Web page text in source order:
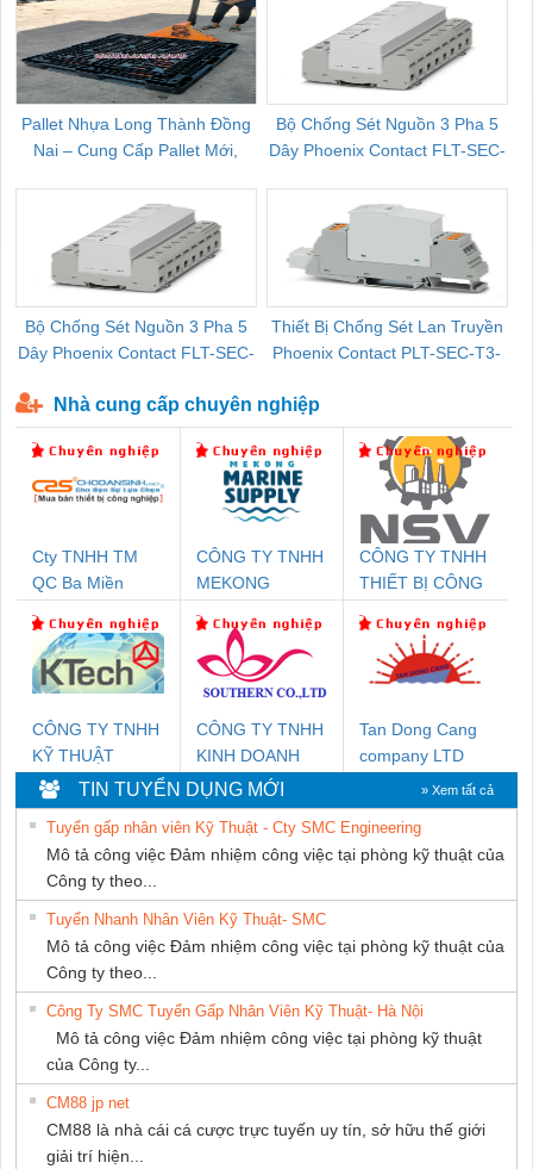
Pallet Nhựa Long Thành Đồng
Nai – Cung Cấp Pallet Mới,
Bộ Chống Sét Nguồn 3 Pha 5
Dây Phoenix Contact FLT-SEC-
Bộ Chống Sét Nguồn 3 Pha 5
Dây Phoenix Contact FLT-SEC-
Thiết Bị Chống Sét Lan Truyền
Phoenix Contact PLT-SEC-T3-
Nhà cung cấp chuyên nghiệp
Cty TNHH TM
QC Ba Miền
CÔNG TY TNHH
MEKONG
SUPPLY
CÔNG TY TNHH
THIẾT BỊ CÔNG
SETSUBI VIỆT
NAM
CÔNG TY TNHH
KỸ THUẬT
KTECH VIỆT
NAM
CÔNG TY TNHH
KINH DOANH
DỊCH VỤ XNK
PHƯƠNG NAM
Tan Dong Cang
company LTD
TIN TUYỂN DỤNG MỚI » Xem tất cả
Tuyển gấp nhân viên Kỹ Thuật - Cty SMC Engineering
Mô tả công việc Đảm nhiệm công việc tại phòng kỹ thuật của
Công ty theo...
Tuyển Nhanh Nhân Viên Kỹ Thuật- SMC
Mô tả công việc Đảm nhiệm công việc tại phòng kỹ thuật của
Công ty theo...
Công Ty SMC Tuyển Gấp Nhân Viên Kỹ Thuật- Hà Nội
Mô tả công việc Đảm nhiệm công việc tại phòng kỹ thuật
của Công ty...
CM88 jp net
CM88 là nhà cái cá cược trực tuyến uy tín, sở hữu thế giới
giải trí hiện...